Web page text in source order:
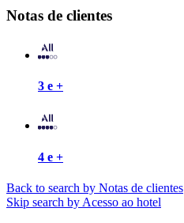
Notas de clientes
3 e +
4 e +
Back to search by Notas de clientes
Skip search by Acesso ao hotel